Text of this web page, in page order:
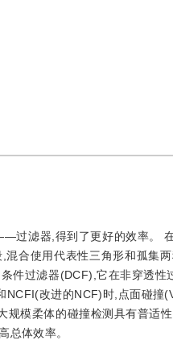
过滤器,得到了更好的效率。
合使用代表性三角形和孤集
件过滤器(DCF),它在非穿透性
NCFI(改进的NCF)时,点面碰撞
模柔体的碰撞检测具有普适
总体效率。